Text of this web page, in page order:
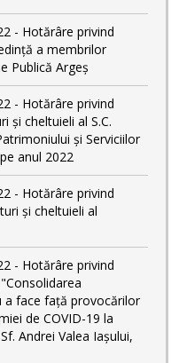
- Hotărâre privind
a membrilor
Publică Argeș
- Hotărâre privind
și cheltuieli al S.C.
și Serviciilor
anul 2022
- Hotărâre privind
și cheltuieli al
- Hotărâre privind
a face față provocărilor
de COVID-19 la
Andrei Valea Iașului,